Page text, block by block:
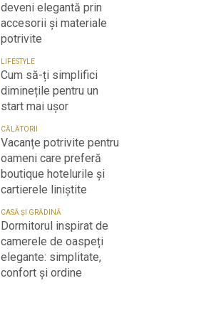
deveni elegantă prin
accesorii și materiale
potrivite
LIFESTYLE
Cum să-ți simplifici
diminețile pentru un
start mai ușor
CĂLĂTORII
Vacanțe potrivite pentru
oameni care preferă
boutique hotelurile și
cartierele liniștite
CASĂ ȘI GRĂDINĂ
Dormitorul inspirat de
camerele de oaspeți
elegante: simplitate,
confort și ordine